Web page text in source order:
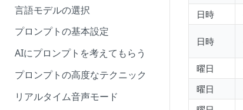
言語モデルの選択
プロンプトの基本設定
AIにプロンプトを考えてもらう
プロンプトの高度なテクニック
リアルタイム音声モード
日時
日時
曜日
曜日